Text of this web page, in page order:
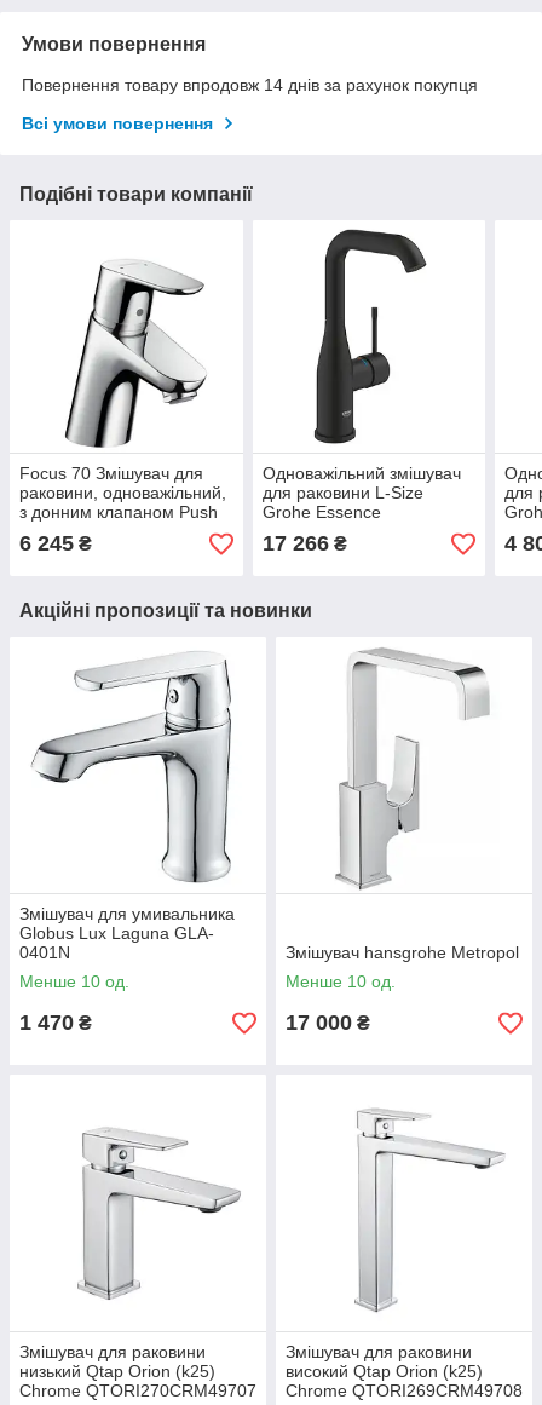
Умови повернення
Повернення товару впродовж 14 днів за рахунок покупця
Всі умови повернення
Подібні товари компанії
Focus 70 Змішувач для
раковини, одноважільний,
з донним клапаном Push
Open
6 245 ₴
Одноважільний змішувач
для раковини L-Size
Grohe Essence
(24177KF1)
17 266₴
для
4
Акційні пропозиції та новинки
Змішувач для умивальника
Globus Lux Laguna GLA-
0401N
Менше 10 од.
1 470 ₴
Змішувач hansgrohe Metropol
Менше 10 од.
17 000 ₴
Змішувач для раковини
низький Qtap Orion (k25)
Chrome QTORI270CRM49707
Змішувач для раковини
високий Qtap Orion (k25)
Chrome QTORI269CRM49708